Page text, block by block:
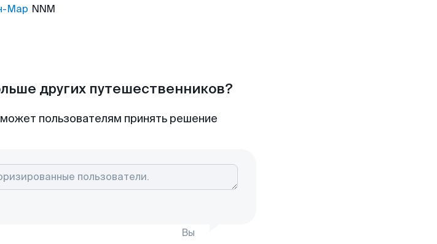
Мар NNM
других путешественников?
пользователям принять решение
Вы